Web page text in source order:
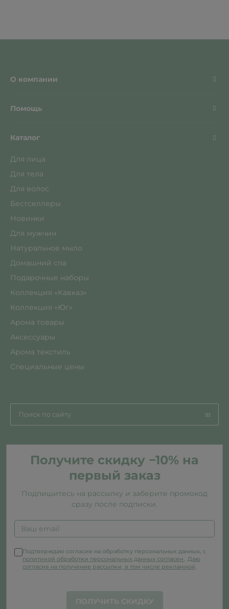
О компании
Помощь
Каталог
Для лица
Для тела
Для волос
Бестселлеры
Новинки
Для мужчин
Натуральное мыло
Домашний спа
Подарочные наборы
Коллекция «Кавказ»
Коллекция «Юг»
Арома товары
Аксессуары
Арома текстиль
Специальные цены
Получите скидку −10% на
первый заказ
Подпишитесь на рассылку и заберите промокод
сразу после подписки.
Подтверждаю согласие на обработку персональных данных, с
политикой обработки персональных данных согласен . Даю
согласие на получение рассылки, в том числе рекламной.
ПОЛУЧИТЬ СКИДКУ